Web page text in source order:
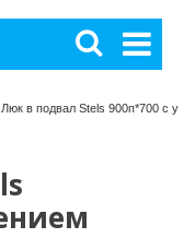
Люк в подвал Stels 900п*700 с